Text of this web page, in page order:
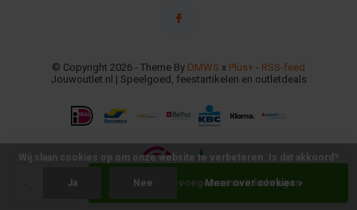
+ Toevoegen aan winkelwagen
© Copyright 2026 - Theme By DMWS x Plus+ - RSS-feed
Jouwoutlet.nl | Speelgoed, feestartikelen en outletdeals
Wij slaan cookies op om onze website te verbeteren. Is dat akkoord?
Ja Nee Meer over cookies »